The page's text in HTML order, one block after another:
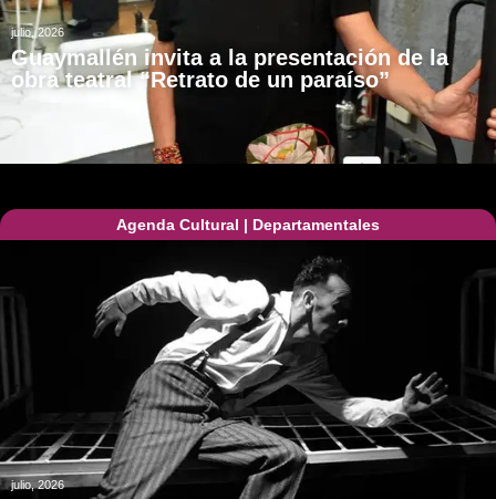
julio, 2026
Guaymallén invita a la presentación de la
obra teatral “Retrato de un paraíso”
Agenda Cultural | Departamentales
julio, 2026